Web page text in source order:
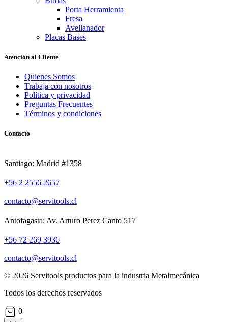
Porta Herramienta
Fresa
Avellanador
Placas Bases
Atención al Cliente
Quienes Somos
Trabaja con nosotros
Política y privacidad
Preguntas Frecuentes
Términos y condiciones
Contacto
Santiago: Madrid #1358
+56 2 2556 2657
contacto@servitools.cl
Antofagasta: Av. Arturo Perez Canto 517
+56 72 269 3936
contacto@servitools.cl
© 2026 Servitools productos para la industria Metalmecánica
Todos los derechos reservados
0